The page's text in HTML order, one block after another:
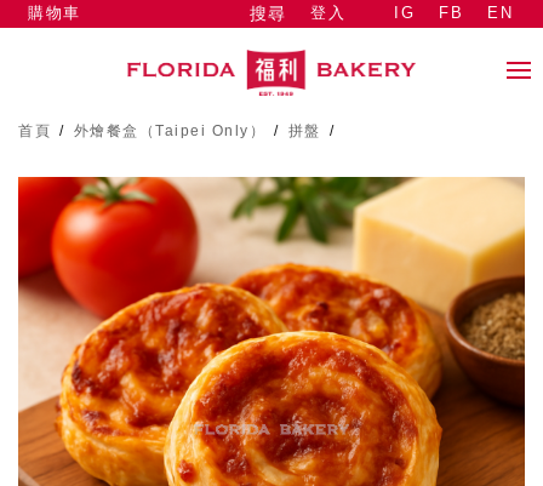
搜尋 登入
購物車 IG FB EN
首頁 / 外燴餐盒（Taipei Only） / 拼盤 /